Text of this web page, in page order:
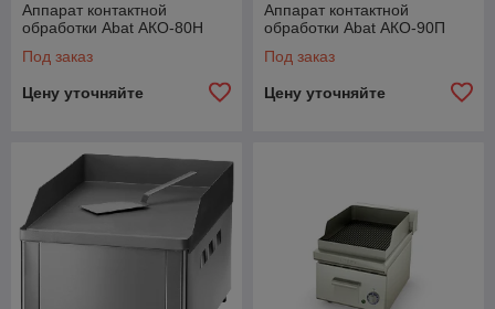
Аппарат контактной
обработки Abat АКО-80Н
Под заказ
Цену уточняйте
Аппарат контактной
обработки Abat АКО-90П
Под заказ
Цену уточняйте